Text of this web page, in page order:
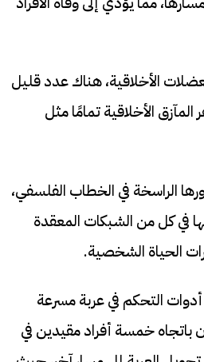
الأخلاقية، هناك عدد قليل
الأخلاقية تمامًا مثل
الراسخة في الخطاب الفلسفي،
في كل من الشبكات المعقدة
الحياة الشخصية.
التحكم في عربة مسرعة
باتجاه خمسة أفراد مقيدين في